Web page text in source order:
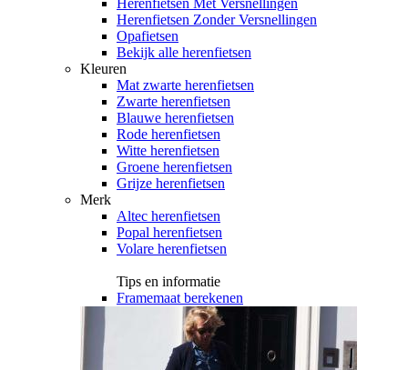
Herenfietsen Met Versnellingen
Herenfietsen Zonder Versnellingen
Opafietsen
Bekijk alle herenfietsen
Kleuren
Mat zwarte herenfietsen
Zwarte herenfietsen
Blauwe herenfietsen
Rode herenfietsen
Witte herenfietsen
Groene herenfietsen
Grijze herenfietsen
Merk
Altec herenfietsen
Popal herenfietsen
Volare herenfietsen
Tips en informatie
Framemaat berekenen